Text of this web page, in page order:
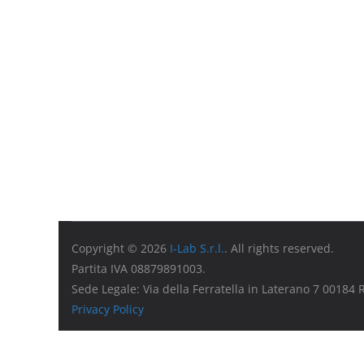
Copyright © 2026 I-Lab S.r.l.. All rights reserved.
Partita IVA 08879891003.
Sede Legale: Via della Ferratella in Laterano 7 00184
Privacy Policy